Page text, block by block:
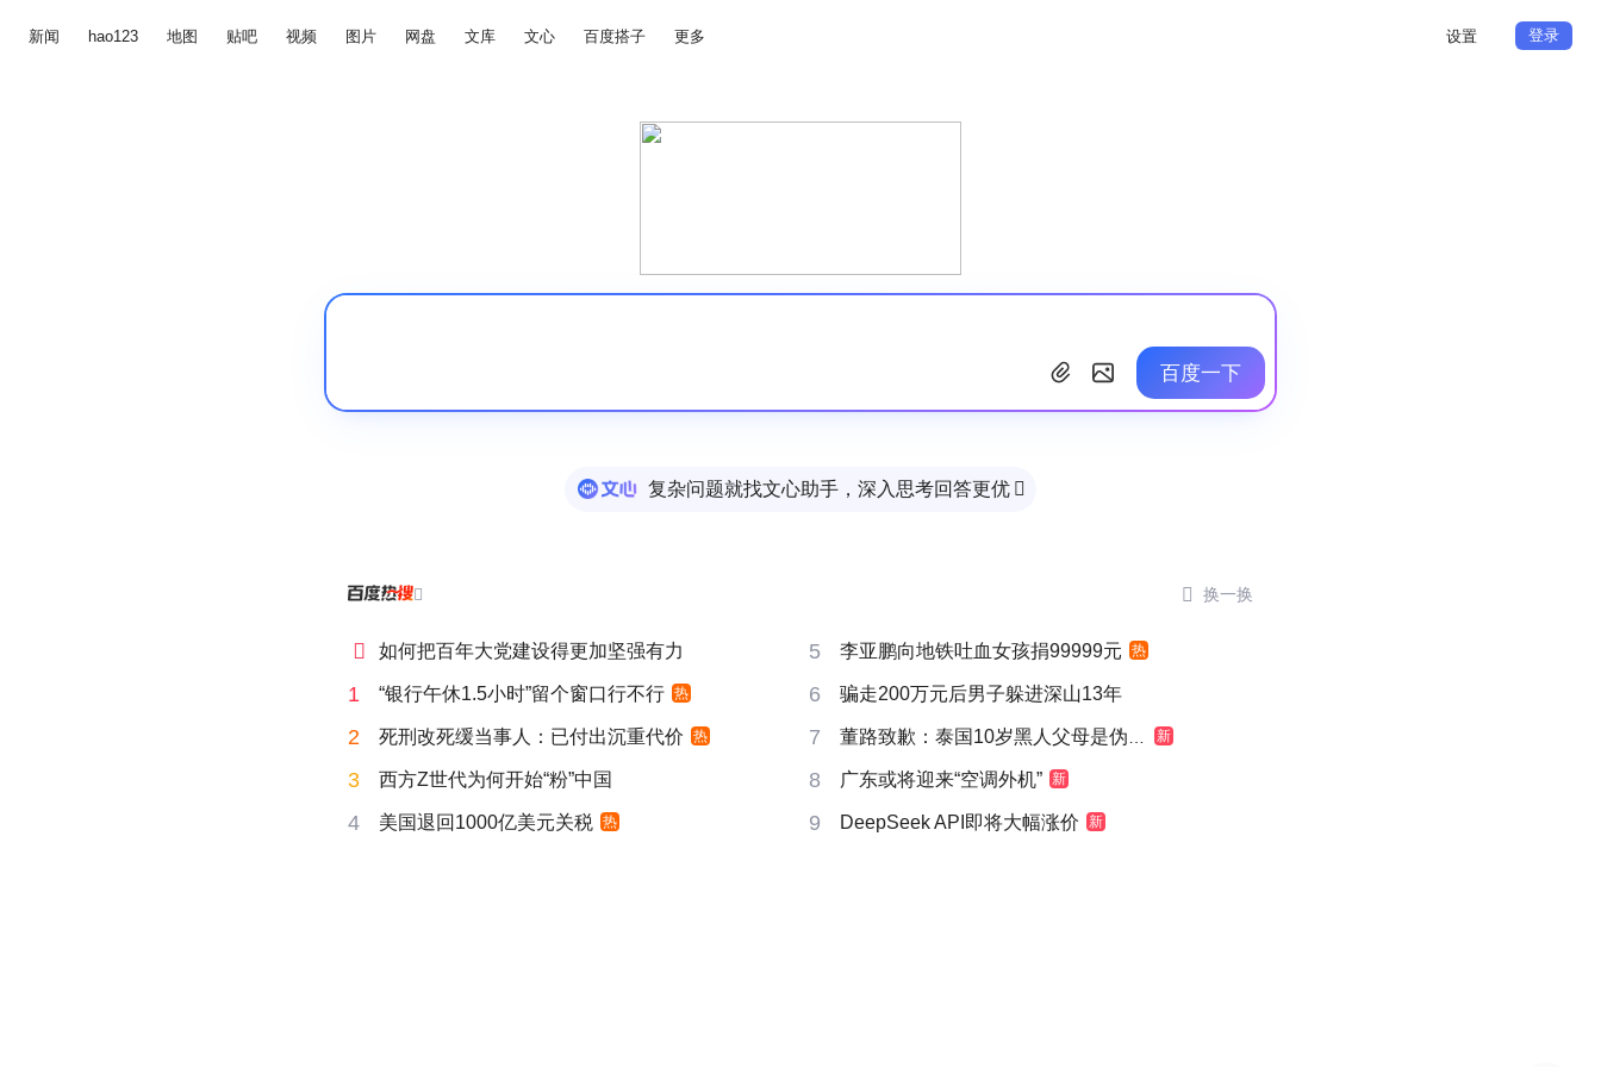
新闻 hao123 地图 贴吧 视频 图片 网盘 文库 文心 百度搭子 更多 设置 登录
百度一下
复杂问题就找文心助手，深入思考回答更优 
  换一换
 如何把百年大党建设得更加坚强有力 5 李亚鹏向地铁吐血女孩捐99999元 热
1 “银行午休1.5小时”留个窗口行不行 热 6 骗走200万元后男子躲进深山13年
2 死刑改死缓当事人：已付出沉重代价 热 7 董路致歉：泰国10岁黑人父母是伪造的 新
3 西方Z世代为何开始“粉”中国 8 广东或将迎来“空调外机” 新
4 美国退回1000亿美元关税 热 9 DeepSeek API即将大幅涨价 新